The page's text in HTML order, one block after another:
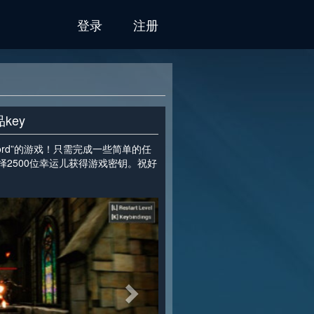
登录 注册
key
的游戏！只需完成一些简单的任
2500位幸运儿获得游戏密钥。祝好
>